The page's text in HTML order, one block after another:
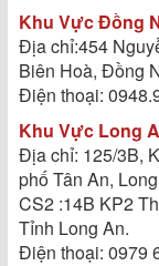
Khu Vực Đồng
Địa chỉ:454
Biên Hoà, Đồng
Điện thoại:
Khu Vực Long
Địa chỉ: 125/3B,
phố Tân An,
CS2 :14B KP2
Tỉnh Long An.
Điện thoại: 0979